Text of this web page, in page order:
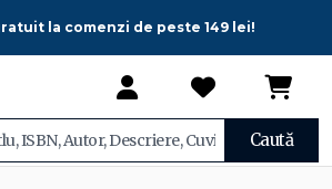
la comenzi de peste 149 lei!
Caută